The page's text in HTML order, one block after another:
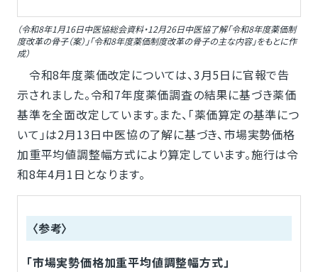
（令和8年1月16日中医協総会資料・12月26日中医協了解「令和8年度薬価制
度改革の骨子（案）」「令和8年度薬価制度改革の骨子の主な内容」をもとに作
成）
令和8年度薬価改定については、3月5日に官報で告
示されました。令和7年度薬価調査の結果に基づき薬価
基準を全面改定しています。また、「薬価算定の基準につ
いて」は2月13日中医協の了解に基づき、市場実勢価格
加重平均値調整幅方式により算定しています。施行は令
和8年4月1日となります。
〈参考〉
「市場実勢価格加重平均値調整幅方式」